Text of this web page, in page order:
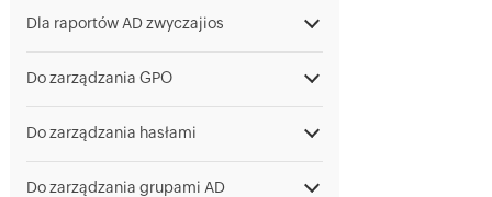
Dla raportów AD zwyczajios
Do zarządzania GPO
Do zarządzania hasłami
Do zarządzania grupami AD